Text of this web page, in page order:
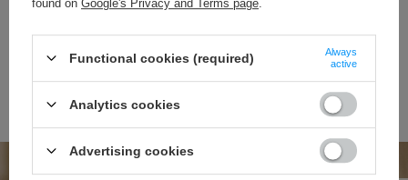
ALPER - TRAPEZOIDAL MINI
L XL
209,00 €
IRELIA - ELEGANT MINI DRESS
XXS XS S M L XL
189,00 €
found on Google's Privacy and Terms page
Functional cookies (required)
Always
active
Analytics cookies
Advertising cookies